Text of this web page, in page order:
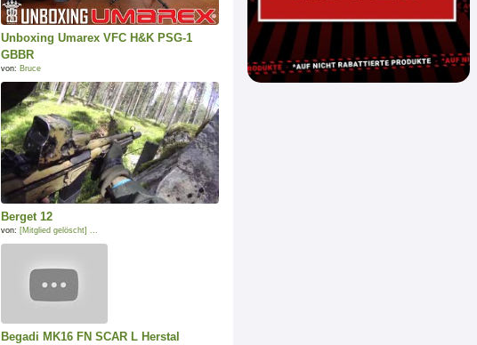
Unboxing Umarex VFC H&K PSG-1
GBBR
von: Bruce
Berget 12
von: [Mitglied gelöscht] ...
Begadi MK16 FN SCAR L Herstal